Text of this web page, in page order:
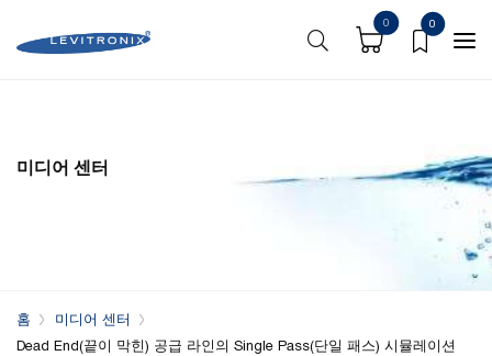
0 0
미디어 센터
홈
미디어 센터
Dead End(끝이 막힌) 공급 라인의 Single Pass(단일 패스) 시뮬레이션